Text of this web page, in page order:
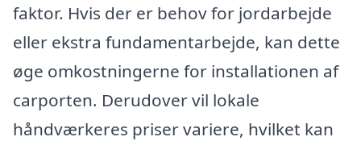
faktor. Hvis der er behov for jordarbejde
eller ekstra fundamentarbejde, kan dette
øge omkostningerne for installationen af
carporten. Derudover vil lokale
håndværkeres priser variere, hvilket kan